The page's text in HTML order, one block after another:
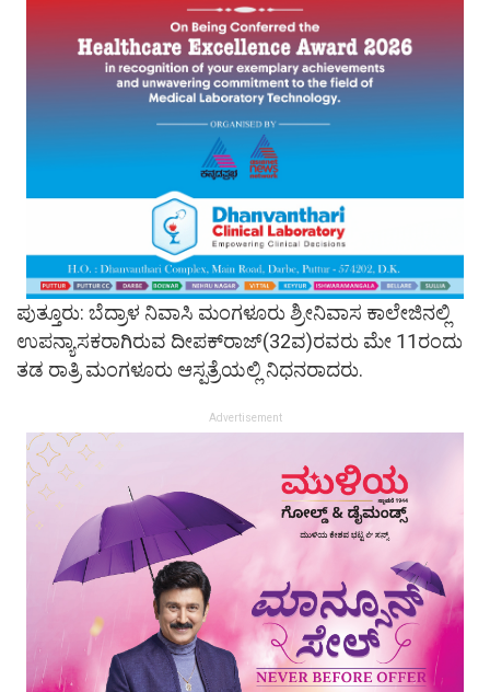
ಪುತ್ತೂರು: ಬೆದ್ರಾಳ ನಿವಾಸಿ ಮಂಗಳೂರು ಶ್ರೀನಿವಾಸ ಕಾಲೇಜಿನಲ್ಲಿ
ಉಪನ್ಯಾಸಕರಾಗಿರುವ ದೀಪಕ್‌ರಾಜ್(32ವ)ರವರು ಮೇ 11ರಂದು
ತಡ ರಾತ್ರಿ ಮಂಗಳೂರು ಆಸ್ಪತ್ರೆಯಲ್ಲಿ ನಿಧನರಾದರು.
Advertisement